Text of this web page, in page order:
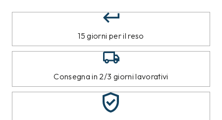
15 giorni per il reso
Consegna in 2/3 giorni lavorativi